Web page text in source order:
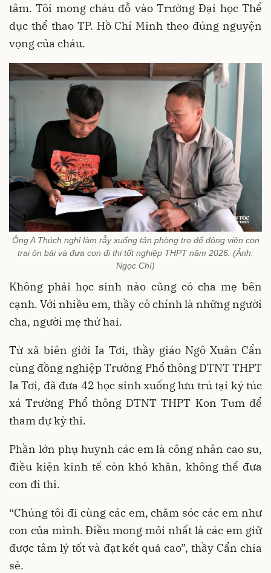
tâm. Tôi mong cháu đỗ vào Trường Đại học Thể
dục thể thao TP. Hồ Chí Minh theo đúng nguyện
vọng của cháu.
Ông A Thúch nghỉ làm rẫy xuống tận phòng trọ để động viên con
trai ôn bài và đưa con đi thi tốt nghiệp THPT năm 2026. (Ảnh:
Ngọc Chí)
Không phải học sinh nào cũng có cha mẹ bên
cạnh. Với nhiều em, thầy cô chính là những người
cha, người mẹ thứ hai.
Từ xã biên giới Ia Tơi, thầy giáo Ngô Xuân Cẩn
cùng đồng nghiệp Trường Phổ thông DTNT THPT
Ia Tơi, đã đưa 42 học sinh xuống lưu trú tại ký túc
xá Trường Phổ thông DTNT THPT Kon Tum để
tham dự kỳ thi.
Phần lớn phụ huynh các em là công nhân cao su,
điều kiện kinh tế còn khó khăn, không thể đưa
con đi thi.
“Chúng tôi đi cùng các em, chăm sóc các em như
con của mình. Điều mong mỏi nhất là các em giữ
được tâm lý tốt và đạt kết quả cao”, thầy Cẩn chia
sẻ.